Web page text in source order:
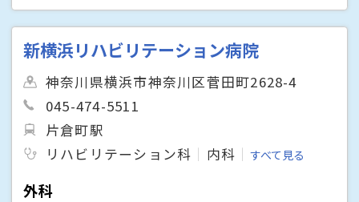
新横浜リハビリテーション病院
神奈川県横浜市神奈川区菅田町2628-4
045-474-5511
片倉町駅
リハビリテーション科
内科 すべて見る
外科